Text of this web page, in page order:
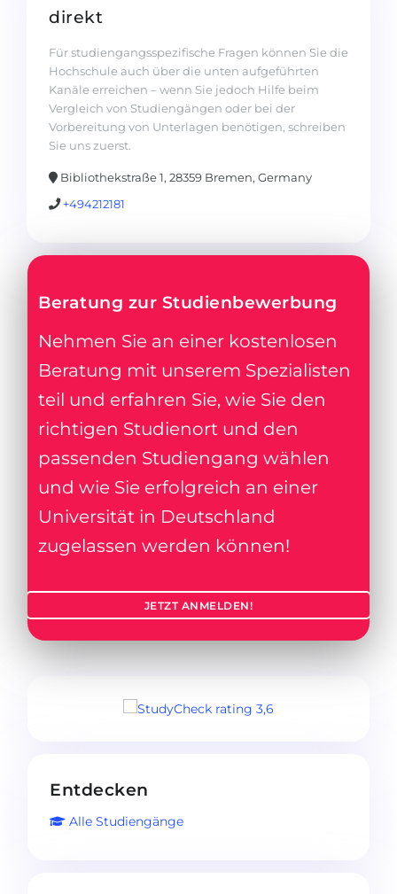
direkt
Für studiengangsspezifische Fragen können Sie die
Hochschule auch über die unten aufgeführten
Kanäle erreichen – wenn Sie jedoch Hilfe beim
Vergleich von Studiengängen oder bei der
Vorbereitung von Unterlagen benötigen, schreiben
Sie uns zuerst.
Bibliothekstraße 1, 28359 Bremen, Germany
+494212181
Beratung zur Studienbewerbung
Nehmen Sie an einer kostenlosen
Beratung mit unserem Spezialisten
teil und erfahren Sie, wie Sie den
richtigen Studienort und den
passenden Studiengang wählen
und wie Sie erfolgreich an einer
Universität in Deutschland
zugelassen werden können!
JETZT ANMELDEN!
Entdecken
Alle Studiengänge